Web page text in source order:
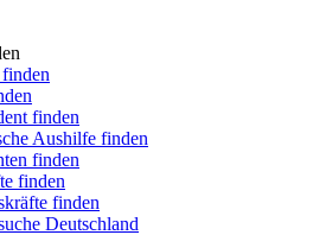
finden
Aushilfe finden
finden
finden
finden
Deutschland